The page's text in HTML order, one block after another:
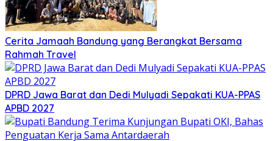
Cerita Jamaah Bandung yang Berangkat Bersama
Rahmah Travel
DPRD Jawa Barat dan Dedi Mulyadi Sepakati KUA-PPAS
APBD 2027